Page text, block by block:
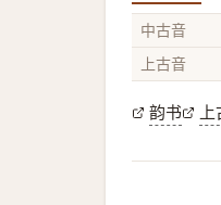
中古音
上古音
韵书 上